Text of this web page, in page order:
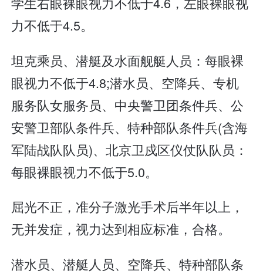
力不低于4.5。
坦克乘员、潜艇及水面舰艇人员：每眼裸
眼视力不低于4.8;潜水员、空降兵、专机
服务队女服务员、中央警卫团条件兵、公
安警卫部队条件兵、特种部队条件兵(含海
军陆战队队员)、北京卫戍区仪仗队队员：
每眼裸眼视力不低于5.0。
屈光不正，准分子激光手术后半年以上，
无并发症，视力达到相应标准，合格。
潜水员、潜艇人员、空降兵、特种部队条